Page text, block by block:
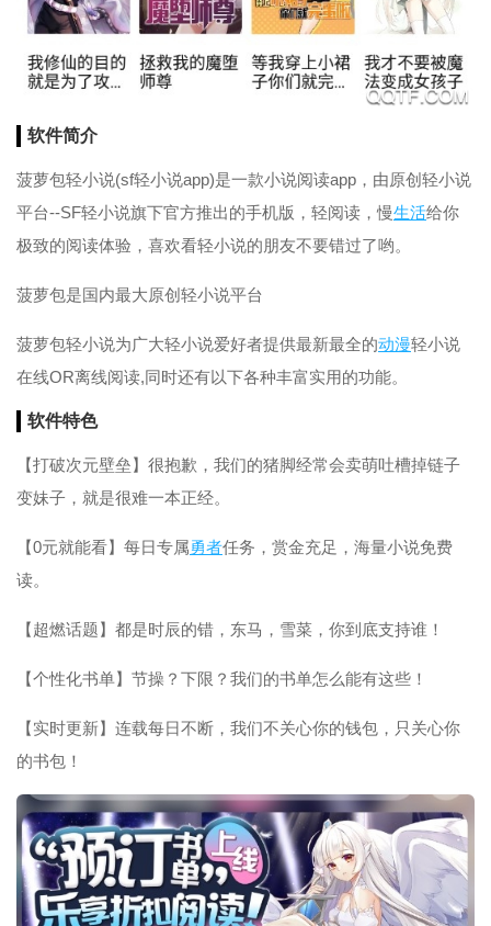
软件简介
菠萝包轻小说(sf轻小说app)是一款小说阅读app，由原创轻小说
平台--SF轻小说旗下官方推出的手机版，轻阅读，慢生活给你
极致的阅读体验，喜欢看轻小说的朋友不要错过了哟。
菠萝包是国内最大原创轻小说平台
菠萝包轻小说为广大轻小说爱好者提供最新最全的动漫轻小说
在线OR离线阅读,同时还有以下各种丰富实用的功能。
软件特色
【打破次元壁垒】很抱歉，我们的猪脚经常会卖萌吐槽掉链子
变妹子，就是很难一本正经。
【0元就能看】每日专属勇者任务，赏金充足，海量小说免费
读。
【超燃话题】都是时辰的错，东马，雪菜，你到底支持谁！
【个性化书单】节操？下限？我们的书单怎么能有这些！
【实时更新】连载每日不断，我们不关心你的钱包，只关心你
的书包！